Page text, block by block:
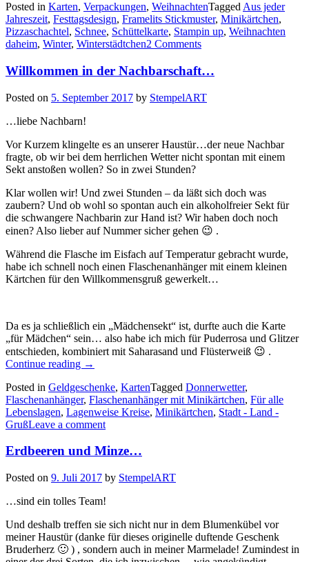
draußen
tanzen
gerade
die
Posted in Karten, Verpackungen, WeihnachtenTagged Aus jeder
Jahreszeit, Festtagsdesign, Framelits Stickmuster, Minikärtchen,
Pizzaschachtel, Schnee, Schüttelkarte, Stampin up, Weihnachten
daheim, Winter, Winterstädtchen2 Comments
Willkommen in der Nachbarschaft…
Posted on 5. September 2017 by StempelART
…liebe Nachbarn!
Vor Kurzem klingelte es an unserer Haustür…der neue Nachbar
fragte, ob wir bei dem herrlichen Wetter nicht spontan mit einem
Sekt anstoßen wollen? So in zwei Stunden?
Klar wollen wir! Und zwei Stunden – da läßt sich doch was
zaubern? Und ob wohl so spontan auch ein alkoholfreier Sekt für
die schwangere Nachbarin zur Hand ist? Wir haben doch noch
einen? Also lieber auf Nummer sicher gehen 😉 .
Während die Flasche im Eisfach auf Temperatur gebracht wurde,
habe ich schnell noch einen Flaschenanhänger mit einem kleinen
Kärtchen für den Willkommensgruß gewerkelt…
Da es ja schließlich ein „Mädchensekt“ ist, durfte auch die Karte
„für Mädchen“ sein… also habe ich mich für Puderrosa und Glitzer
entschieden, kombiniert mit Saharasand und Flüsterweiß 😉 .
Continue reading „Willkommen
der
Nachbarschaft…“
→
Posted in Geldgeschenke, KartenTagged Donnerwetter,
Flaschenanhänger, Flaschenanhänger mit Minikärtchen, Für alle
Lebenslagen, Lagenweise Kreise, Minikärtchen, Stadt - Land -
GrußLeave a comment
Erdbeeren und Minze…
Posted on 9. Juli 2017 by StempelART
…sind ein tolles Team!
Und deshalb treffen sie sich nicht nur in dem Blumenkübel vor
meiner Haustür (danke für dieses originelle duftende Geschenk
Bruderherz 🙂 ) , sondern auch in meiner Marmelade! Zumindest in